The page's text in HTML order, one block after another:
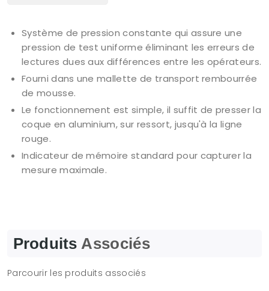
Système de pression constante qui assure une
pression de test uniforme éliminant les erreurs de
lectures dues aux différences entre les opérateurs.
Fourni dans une mallette de transport rembourrée
de mousse.
Le fonctionnement est simple, il suffit de presser la
coque en aluminium, sur ressort, jusqu'à la ligne
rouge.
Indicateur de mémoire standard pour capturer la
mesure maximale.
ProduitsAssociés
Parcourir les produits associés